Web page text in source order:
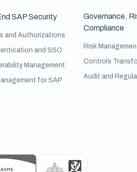
SAP Security
and Authorizations
and SSO
Management
for SAP
Governance,
Compliance
Risk
Controls
Audit and